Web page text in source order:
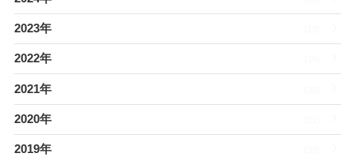
2023年
2022年
2021年
2020年
2019年